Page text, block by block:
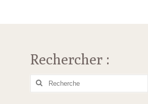
Rechercher :
Rechercher